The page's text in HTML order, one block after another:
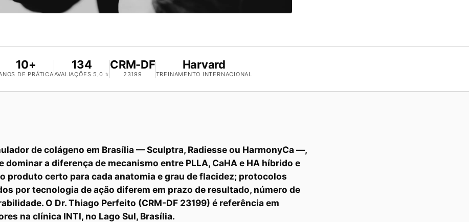
10+
DE PRÁTICA
134
AVALIAÇÕES 5,0 ⭐
CRM-DF
23199
Harvard
TREINAMENTO INTERNACIONAL
de colágeno em Brasília — Sculptra, Radiesse ou HarmonyCa —,
dominar a diferença de mecanismo entre PLLA, CaHA e HA híbrido e
produto certo para cada anatomia e grau de flacidez; protocolos
por tecnologia de ação diferem em prazo de resultado, número de
O Dr. Thiago Perfeito (CRM-DF 23199) é referência em
na clínica INTI, no Lago Sul, Brasília.